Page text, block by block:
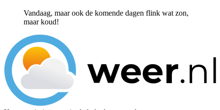
Vandaag, maar ook de komende dagen flink wat zon,
maar koud!